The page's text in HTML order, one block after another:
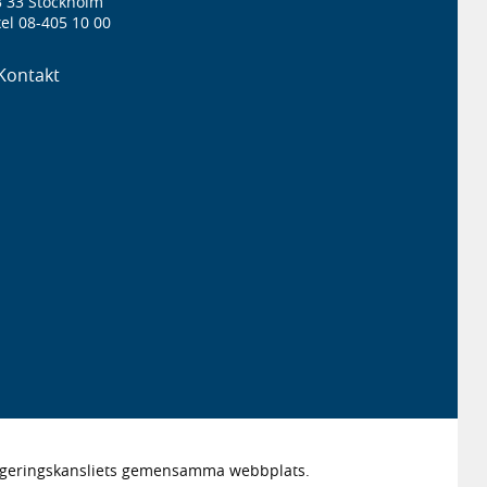
08-405 10 00
gemensamma webbplats.